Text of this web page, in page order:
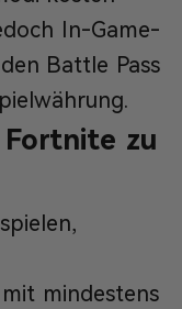
In-Game-
Battle Pass
Fortnite zu
mit mindestens